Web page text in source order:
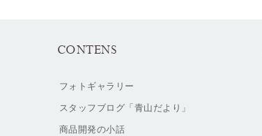
CONTENS
フォトギャラリー
スタッフブログ「青山だより」
商品開発の小話